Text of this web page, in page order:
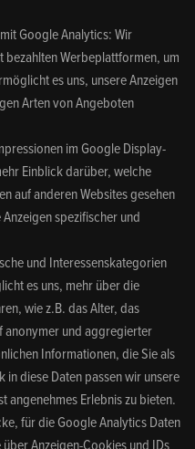
Google Analytics: Wir
bezahlten Werbeplattformen, um
es uns, unsere Anzeigen
Arten von Angeboten
im Google Display-
Einblick darüber, welche
auf anderen Websites gesehen
spezifischer und
und Interessenskategorien
es uns, mehr über die
wie z.B. das Alter, das
anonymer und aggregierter
Informationen, die Sie als
diese Daten passen wir unsere
angenehmes Erlebnis zu bieten.
für die Google Analytics Daten